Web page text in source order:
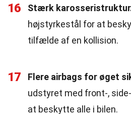
16 Stærk
højstyrkestål for at
tilfælde af en kollision.
17 Flere airbags for øget
udstyret med front-,
at beskytte alle i bilen.